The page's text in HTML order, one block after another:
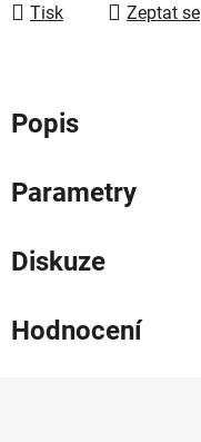
Tisk Zeptat se
Popis
Parametry
Diskuze
Hodnocení